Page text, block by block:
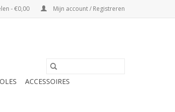
- €0,00 Mijn account / Registreren
ACCESSOIRES